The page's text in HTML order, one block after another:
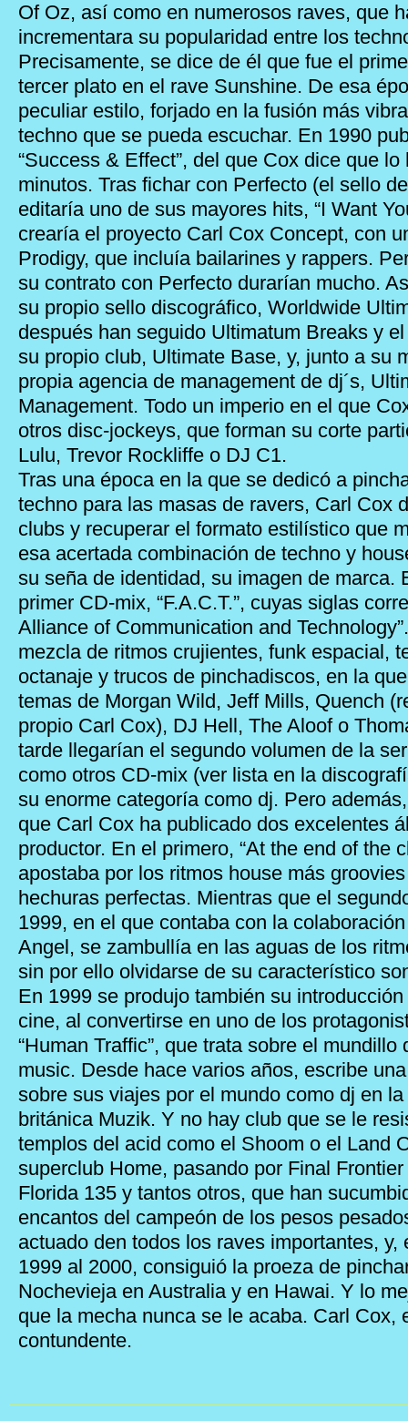
Of Oz, así como en numerosos raves, que
incrementara su popularidad entre los
Precisamente, se dice de él que fue el
tercer plato en el rave Sunshine. De esa
peculiar estilo, forjado en la fusión más
techno que se pueda escuchar. En 1990
“Success & Effect”, del que Cox dice que
minutos. Tras fichar con Perfecto (el sello
editaría uno de sus mayores hits, “I Want
crearía el proyecto Carl Cox Concept, con
Prodigy, que incluía bailarines y rappers.
su contrato con Perfecto durarían mucho.
su propio sello discográfico, Worldwide
después han seguido Ultimatum Breaks y
su propio club, Ultimate Base, y, junto a su
propia agencia de management de dj´s,
Management. Todo un imperio en el que
otros disc-jockeys, que forman su corte
Lulu, Trevor Rockliffe o DJ C1.
Tras una época en la que se dedicó a
techno para las masas de ravers, Carl Cox
clubs y recuperar el formato estilístico que
esa acertada combinación de techno y
su seña de identidad, su imagen de marca.
primer CD-mix, “F.A.C.T.”, cuyas siglas
Alliance of Communication and
mezcla de ritmos crujientes, funk espacial,
octanaje y trucos de pinchadiscos, en la
temas de Morgan Wild, Jeff Mills, Quench
propio Carl Cox), DJ Hell, The Aloof o
tarde llegarían el segundo volumen de la
como otros CD-mix (ver lista en la
su enorme categoría como dj. Pero
que Carl Cox ha publicado dos excelentes
productor. En el primero, “At the end of the
apostaba por los ritmos house más
hechuras perfectas. Mientras que el
1999, en el que contaba con la
Angel, se zambullía en las aguas de los
sin por ello olvidarse de su característico
En 1999 se produjo también su
cine, al convertirse en uno de los
“Human Traffic”, que trata sobre el
music. Desde hace varios años, escribe
sobre sus viajes por el mundo como dj en
británica Muzik. Y no hay club que se le
templos del acid como el Shoom o el Land
superclub Home, pasando por Final
Florida 135 y tantos otros, que han
encantos del campeón de los pesos
actuado den todos los raves importantes, y,
1999 al 2000, consiguió la proeza de
Nochevieja en Australia y en Hawai. Y lo
que la mecha nunca se le acaba. Carl Cox,
contundente.